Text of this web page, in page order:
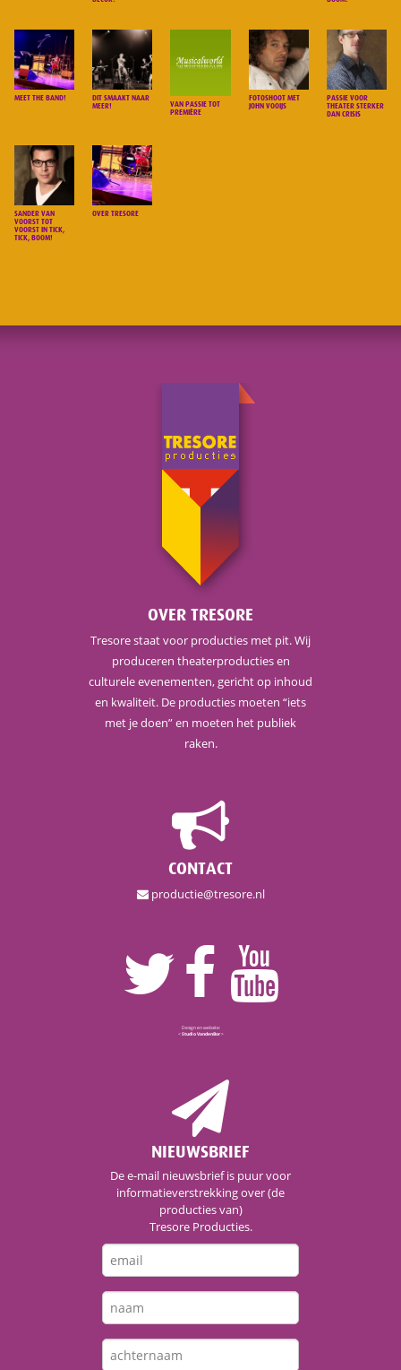
MEET THE BAND!
DIT SMAAKT NAAR
MEER!
VAN PASSIE TOT
PREMIÈRE
FOTOSHOOT MET
JOHN VOOIJS
PASSIE VOOR
THEATER STERKER
DAN CRISIS
SANDER VAN
VOORST TOT
VOORST IN TICK,
TICK, BOOM!
OVER TRESORE
OVER TRESORE
Tresore staat voor producties met pit. Wij
produceren theaterproducties en
culturele evenementen, gericht op inhoud
en kwaliteit. De producties moeten “iets
met je doen” en moeten het publiek
raken.
CONTACT
productie@tresore.nl
Design en website:
<Studio VandenBor>
NIEUWSBRIEF
De e-mail nieuwsbrief is puur voor
informatieverstrekking over (de
producties van)
Tresore Producties.